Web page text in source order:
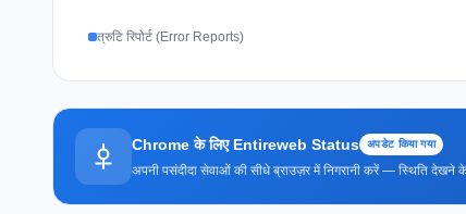
त्रुटि रिपोर्ट (Error Reports)
Chrome के लिए Entireweb Status अपडेट किया गया
अपनी पसंदीदा सेवाओं की सीधे ब्राउज़र में निगरानी करें — स्थिति